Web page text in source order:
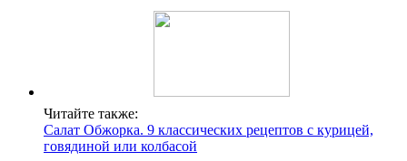
Читайте также:
Салат Обжорка. 9 классических рецептов с курицей,
говядиной или колбасой